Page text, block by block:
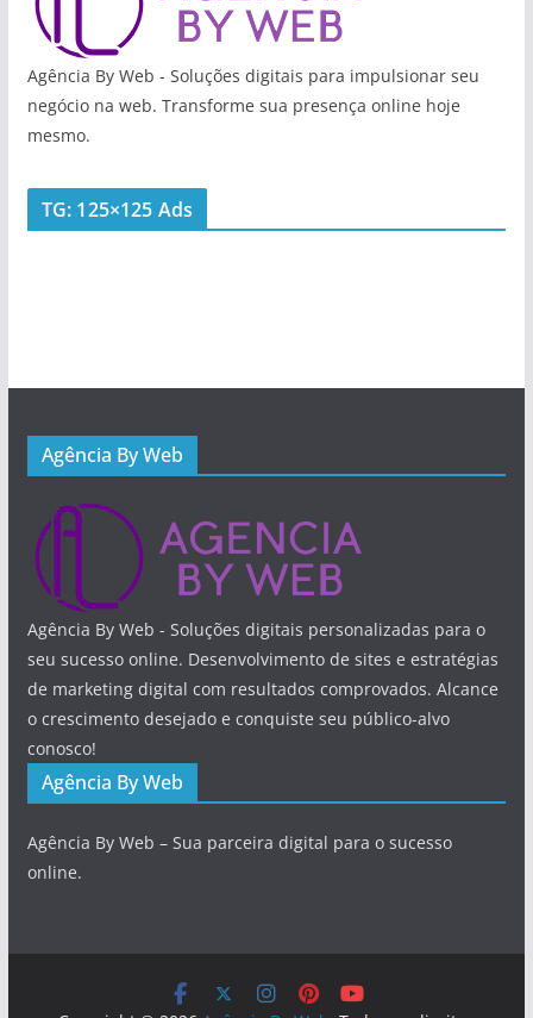
Agência By Web - Soluções digitais para impulsionar seu
negócio na web. Transforme sua presença online hoje
mesmo.
TG: 125×125 Ads
Agência By Web
Agência By Web - Soluções digitais personalizadas para o
seu sucesso online. Desenvolvimento de sites e estratégias
de marketing digital com resultados comprovados. Alcance
o crescimento desejado e conquiste seu público-alvo
conosco!
Agência By Web
Agência By Web – Sua parceira digital para o sucesso
online.